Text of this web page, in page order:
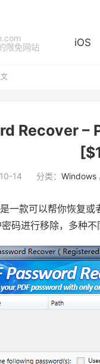
限免网站
iOS
Recover –
14 分类： Windows
是一款可以帮你恢复或
码进行移除，多种